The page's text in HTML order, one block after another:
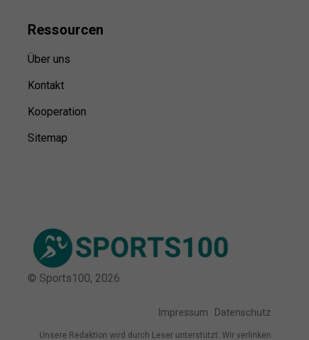
Ressourcen
Über uns
Kontakt
Kooperation
Sitemap
© Sports100, 2026
Impressum Datenschutz
Unsere Redaktion wird durch Leser unterstützt. Wir verlinken